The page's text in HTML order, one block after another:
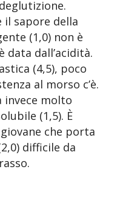
il sapore della
(1,0) non è
data dall’acidità.
(4,5), poco
al morso c’è.
invece molto
(1,5). È
che porta
difficile da